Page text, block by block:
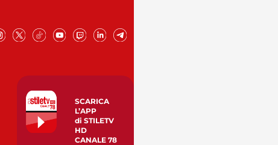
SCARICA
L’APP
di STILETV
HD
CANALE 78